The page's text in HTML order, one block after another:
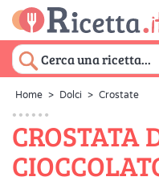
Home > Dolci > Crostate
CROSTATA